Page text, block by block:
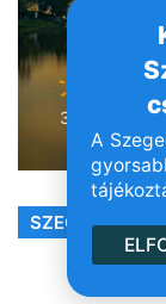
A
34
SZEGED365